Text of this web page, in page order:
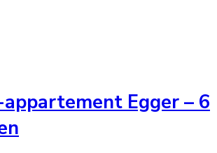
Egger – 6